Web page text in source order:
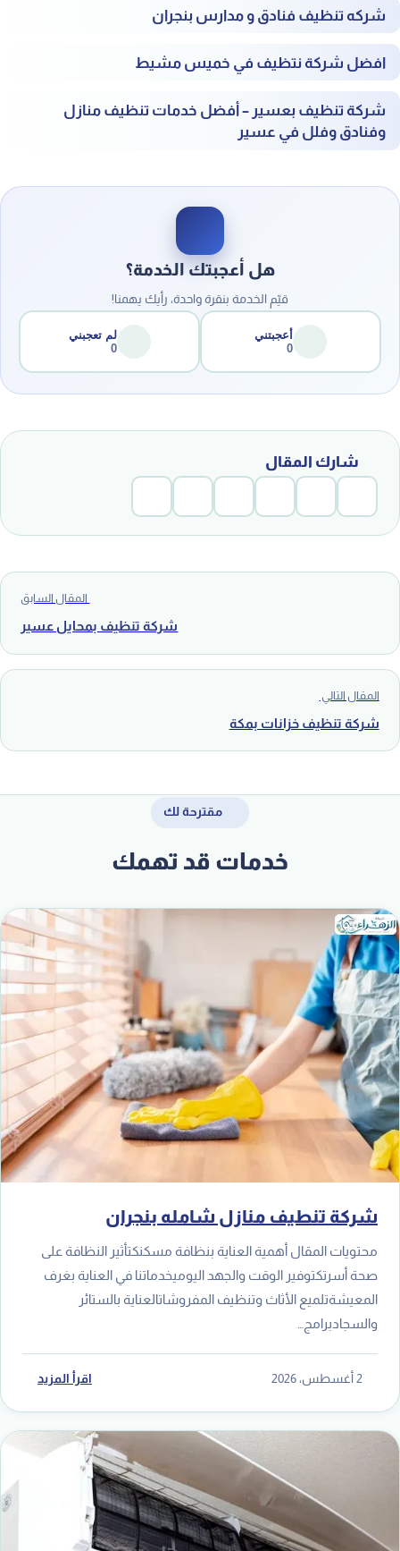
شركه تنظيف فنادق و مدارس بنجران
افضل شركة نتظيف في خميس مشيط
شركة تنظيف بعسير – أفضل خدمات تنظيف منازل
وفنادق وفلل في عسير
هل أعجبتك الخدمة؟
قيّم الخدمة بنقرة واحدة، رأيك يهمنا!
أعجبتني
0
لم تعجبني
0
شارك المقال
المقال السابق
شركة تنظيف بمحايل عسير
المقال التالي
شركة تنظيف خزانات بمكة
مقترحة لك
خدمات قد تهمك
شركة تنطيف منازل شامله بنجران
محتويات المقال أهمية العناية بنظافة مسكنكتأثير النظافة على
صحة أسرتكتوفير الوقت والجهد اليوميخدماتنا في العناية بغرف
المعيشةتلميع الأثاث وتنظيف المفروشاتالعناية بالستائر
والسجادبرامج…
2 أغسطس، 2026 اقرأ المزيد